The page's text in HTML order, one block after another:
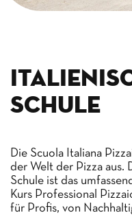
Schule
Die Scuola Italiana
der Welt der Pizza aus.
Schule ist das
Kurs Professional
für Profis, von